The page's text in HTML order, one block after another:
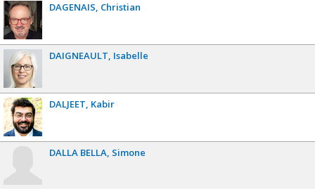
DAGENAIS Christian
DAIGNEAULT Isabelle
DALJEET Kabir
DALLA BELLA Simone